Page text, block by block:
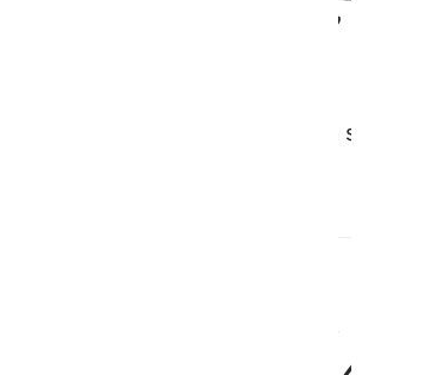
curang (dalam timbangan dan sukatan),